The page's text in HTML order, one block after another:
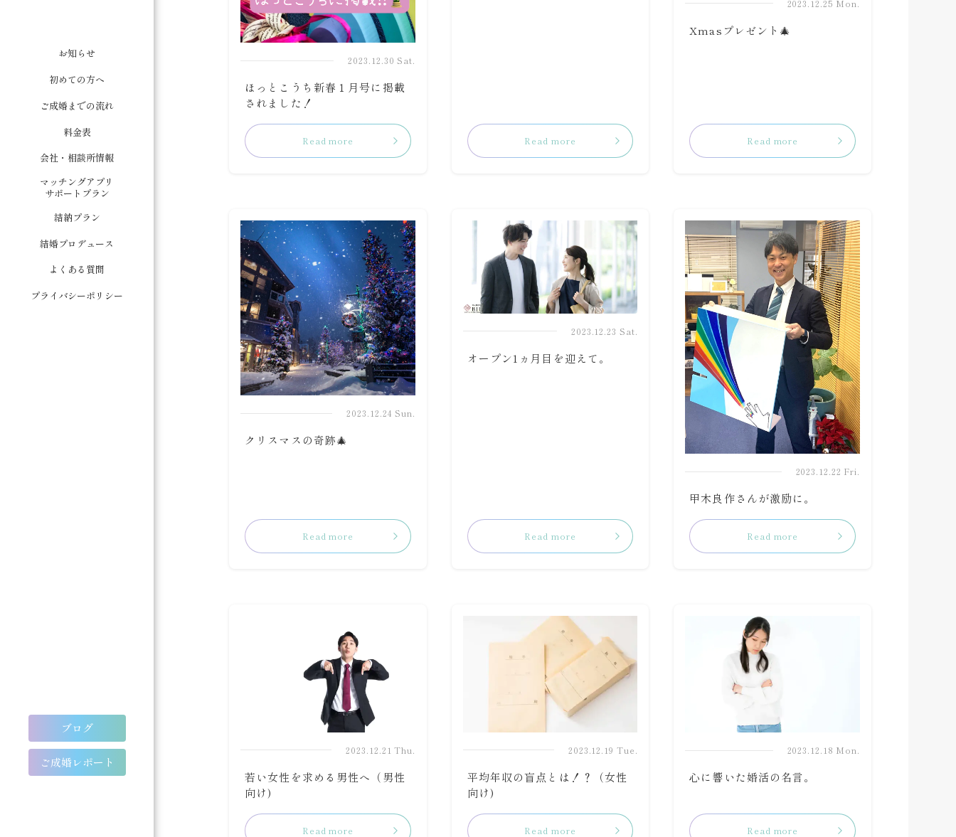
お知らせ
初めての方へ
ご成婚までの流れ
料金表
会社・相談所情報
マッチングアプリ
サポートプラン
結納プラン
結婚プロデュース
よくある質問
プライバシーポリシー
ブログ
ご成婚レポート
2023.12.30 Sat.
ほっとこうち新春１月号に掲載
されました！
Read more Read more
2023.12.25 Mon.
Xmasプレゼント🎄
Read more
2023.12.24 Sun.
クリスマスの奇跡🎄
Read more
2023.12.23 Sat.
オープン1ヵ月目を迎えて。
Read more
2023.12.22 Fri.
甲木良作さんが激励に。
Read more
2023.12.21 Thu.
若い女性を求める男性へ（男性
向け)
Read more
2023.12.19 Tue.
平均年収の盲点とは！？（女性
向け)
Read more
2023.12.18 Mon.
心に響いた婚活の名言。
Read more